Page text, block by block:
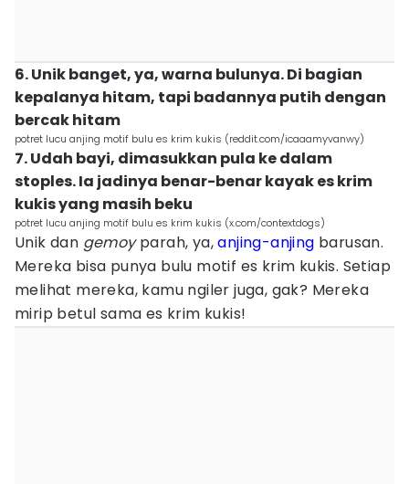
6. Unik banget, ya, warna bulunya. Di bagian
kepalanya hitam, tapi badannya putih dengan
bercak hitam
potret lucu anjing motif bulu es krim kukis (reddit.com/icaaamyvanwy)
7. Udah bayi, dimasukkan pula ke dalam
stoples. Ia jadinya benar-benar kayak es krim
kukis yang masih beku
potret lucu anjing motif bulu es krim kukis (x.com/contextdogs)
Unik dan gemoyparah, ya,anjing-anjing barusan.
Mereka bisa punya bulu motif es krim kukis. Setiap
melihat mereka, kamu ngiler juga, gak? Mereka
mirip betul sama es krim kukis!